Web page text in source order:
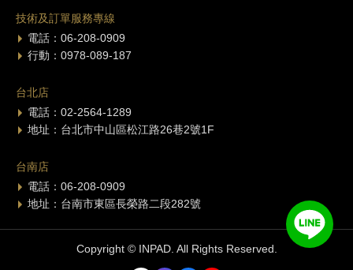
技術及訂單服務專線
電話：06-208-0909
行動：0978-089-187
台北店
電話：02-2564-1289
地址：台北市中山區松江路26巷2號1F
台南店
電話：06-208-0909
地址：台南市東區長榮路二段282號
Copyright © INPAD. All Rights Reserved.